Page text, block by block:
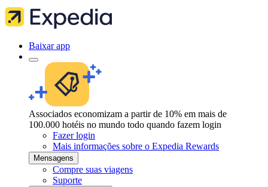
Baixar app
Associados economizam a partir de 10% em mais de
100.000 hotéis no mundo todo quando fazem login
Fazer login
Mais informações sobre o Expedia Rewards
Mensagens
Compre suas viagens
Suporte